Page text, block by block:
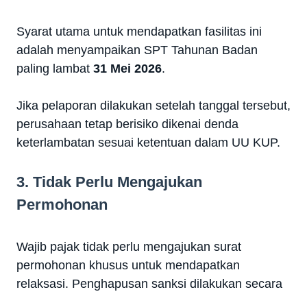
Syarat utama untuk mendapatkan fasilitas ini
adalah menyampaikan SPT Tahunan Badan
paling lambat 31 Mei 2026.
Jika pelaporan dilakukan setelah tanggal tersebut,
perusahaan tetap berisiko dikenai denda
keterlambatan sesuai ketentuan dalam UU KUP.
3. Tidak Perlu Mengajukan
Permohonan
Wajib pajak tidak perlu mengajukan surat
permohonan khusus untuk mendapatkan
relaksasi. Penghapusan sanksi dilakukan secara